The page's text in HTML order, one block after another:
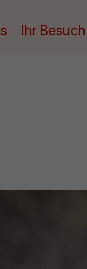
Ihr Besuch